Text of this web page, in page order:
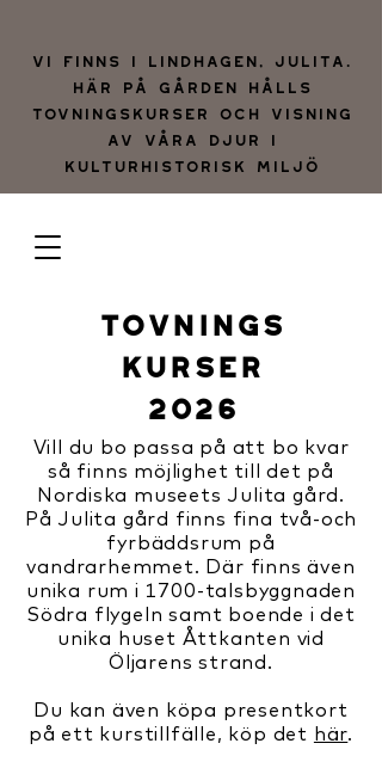
Vi finns i lindhagen, julita.
Här på gården hålls
tovningskurser och visning
av våra djur i
kulturhistorisk miljö
TOVNINGS
KURSER
2026
Vill du bo passa på att bo kvar
så finns möjlighet till det på
Nordiska museets Julita gård.
På Julita gård finns fina två-och
fyrbäddsrum på
vandrarhemmet. Där finns även
unika rum i 1700-talsbyggnaden
Södra flygeln samt boende i det
unika huset Åttkanten vid
Öljarens strand.
Du kan även köpa presentkort
på ett kurstillfälle, köp det här.